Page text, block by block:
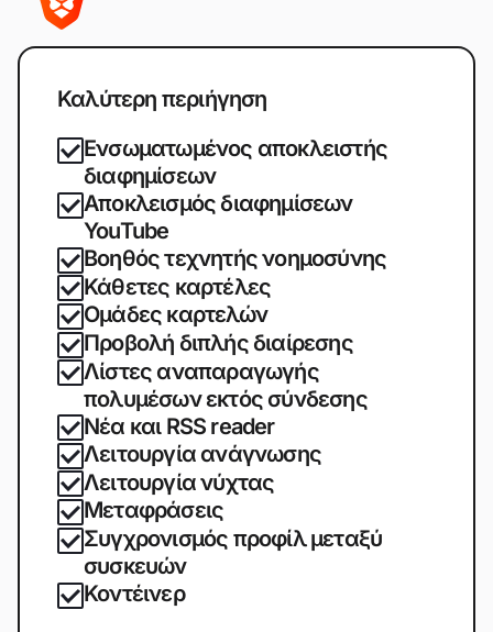
Καλύτερη περιήγηση
Ενσωματωμένος αποκλειστής
διαφημίσεων
Αποκλεισμός διαφημίσεων
YouTube
Βοηθός τεχνητής νοημοσύνης
Κάθετες καρτέλες
Ομάδες καρτελών
Προβολή διπλής διαίρεσης
Λίστες αναπαραγωγής
πολυμέσων εκτός σύνδεσης
Νέα και RSS reader
Λειτουργία ανάγνωσης
Λειτουργία νύχτας
Μεταφράσεις
Συγχρονισμός προφίλ μεταξύ
συσκευών
Κοντέινερ